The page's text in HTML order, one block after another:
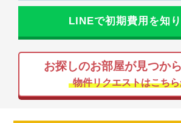
LINEで初期費用を知
お探しのお部屋が見つか
物件リクエストはこち